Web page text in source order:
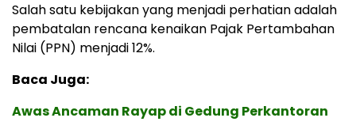
Salah satu kebijakan yang menjadi perhatian adalah
pembatalan rencana kenaikan Pajak Pertambahan
Nilai (PPN) menjadi 12%.
Baca Juga:
Awas Ancaman Rayap di Gedung Perkantoran